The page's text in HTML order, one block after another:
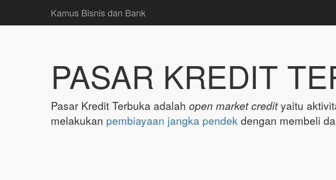
Kamus Bisnis dan Bank
PASAR KREDIT
Pasar Kredit Terbuka adalah open market credityaitu
melakukan pembiayaan jangka pendek dengan membeli